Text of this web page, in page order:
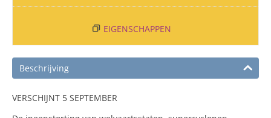
EIGENSCHAPPEN
Beschrijving
VERSCHIJNT 5 SEPTEMBER